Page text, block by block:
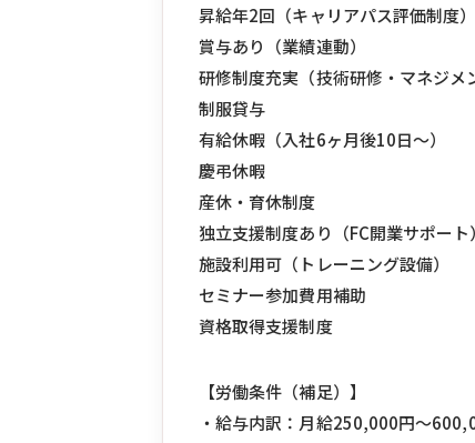
昇給年2回（キャリアパス評価制度）
賞与あり（業績連動）
研修制度充実（技術研修・マネジメ
制服貸与
有給休暇（入社6ヶ月後10日〜）
慶弔休暇
産休・育休制度
独立支援制度あり（FC開業サポート）
施設利用可（トレーニング設備）
セミナー参加費用補助
資格取得支援制度
【労働条件（補足）】
・給与内訳：月給250,000円〜